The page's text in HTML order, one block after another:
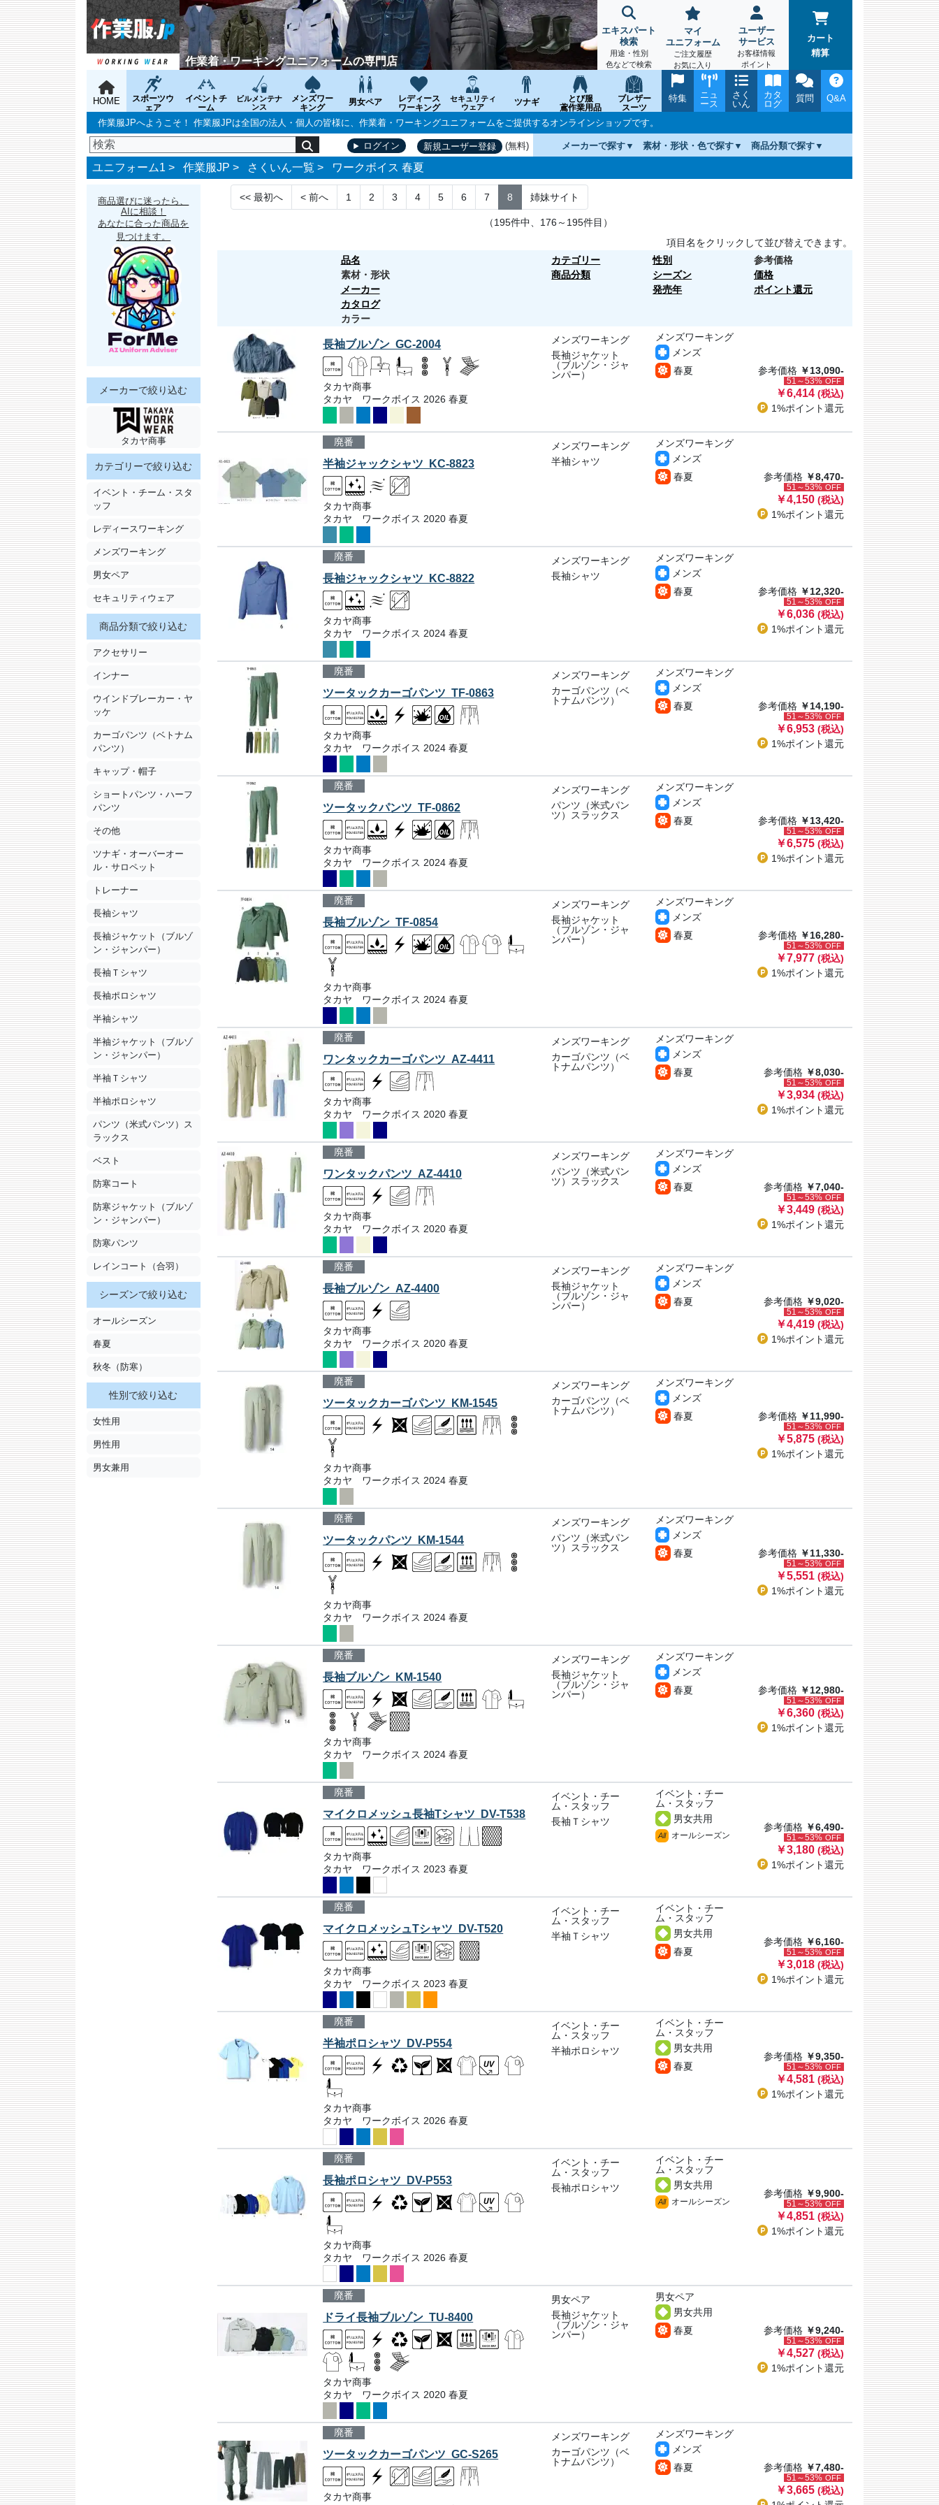
作業着・ワーキングユニフォームの専門店
エキスパート
検索
用途・性別
色などで検索
マイ
ユニフォーム
ご注文履歴
お気に入り
ユーザー
サービス
お客様情報
ポイント
カート
精算
HOME
スポーツウ
ェア
イベントチ
ーム
ビルメンテナ
ンス
メンズワー
キング
男女ペア
レディース
ワーキング
セキュリティ
ウェア
ツナギ
とび服
鳶作業用品
ブレザー
スーツ
Q&A
質問
カタ
ログ
さく
いん
ニュ
ース
特集
作業服JPへようこそ！ 作業服JPは全国の法人・個人の皆様に、作業着・ワーキングユニフォームをご提供するオンラインショップです。
ログイン 新規ユーザー登録 (無料) メーカーで探す 素材・形状・色で探す 商品分類で探す
ユニフォーム1 > 作業服JP > さくいん一覧 > ワークボイス 春夏
商品選びに迷ったら、
AIに相談！
あなたに合った商品を
見つけます。
メーカーで絞り込む
タカヤ商事
カテゴリーで絞り込む
イベント・チーム・スタ
ッフ
レディースワーキング
メンズワーキング
男女ペア
セキュリティウェア
商品分類で絞り込む
アクセサリー
インナー
ウインドブレーカー・ヤ
ッケ
カーゴパンツ（ベトナム
パンツ）
キャップ・帽子
ショートパンツ・ハーフ
パンツ
その他
ツナギ・オーバーオー
ル・サロペット
トレーナー
長袖シャツ
長袖ジャケット（ブルゾ
ン・ジャンパー）
長袖Ｔシャツ
長袖ポロシャツ
半袖シャツ
半袖ジャケット（ブルゾ
ン・ジャンパー）
半袖Ｔシャツ
半袖ポロシャツ
パンツ（米式パンツ）ス
ラックス
ベスト
防寒コート
防寒ジャケット（ブルゾ
ン・ジャンパー）
防寒パンツ
レインコート（合羽）
シーズンで絞り込む
オールシーズン
春夏
秋冬（防寒）
性別で絞り込む
女性用
男性用
男女兼用
<< 最初へ < 前へ 1 2 3 4 5 6 7 8 姉妹サイト
（195件中、176～195件目）
項目名をクリックして並び替えできます。
品名
素材・形状
メーカー
カタログ
カラー
カテゴリー
商品分類
性別
シーズン
発売年
参考価格
価格
ポイント還元
長袖ブルゾン GC-2004
タカヤ商事
タカヤ ワークボイス 2026 春夏
メンズワーキング
長袖ジャケット
（ブルゾン・ジャ
ンパー）
メンズワーキング
メンズ
春夏
参考価格 ￥13,090-
51～53% OFF
￥6,414 (税込)
1%ポイント還元
廃番
半袖ジャックシャツ KC-8823
タカヤ商事
タカヤ ワークボイス 2020 春夏
メンズワーキング
半袖シャツ
メンズワーキング
メンズ
春夏
参考価格 ￥8,470-
51～53% OFF
￥4,150 (税込)
1%ポイント還元
廃番
長袖ジャックシャツ KC-8822
タカヤ商事
タカヤ ワークボイス 2024 春夏
メンズワーキング
長袖シャツ
メンズワーキング
メンズ
春夏
参考価格 ￥12,320-
51～53% OFF
￥6,036 (税込)
1%ポイント還元
廃番
ツータックカーゴパンツ TF-0863
タカヤ商事
タカヤ ワークボイス 2024 春夏
メンズワーキング
カーゴパンツ（ベ
トナムパンツ）
メンズワーキング
メンズ
春夏
参考価格 ￥14,190-
51～53% OFF
￥6,953 (税込)
1%ポイント還元
廃番
ツータックパンツ TF-0862
タカヤ商事
タカヤ ワークボイス 2024 春夏
メンズワーキング
パンツ（米式パン
ツ）スラックス
メンズワーキング
メンズ
春夏
参考価格 ￥13,420-
51～53% OFF
￥6,575 (税込)
1%ポイント還元
廃番
長袖ブルゾン TF-0854
タカヤ商事
タカヤ ワークボイス 2024 春夏
メンズワーキング
長袖ジャケット
（ブルゾン・ジャ
ンパー）
メンズワーキング
メンズ
春夏
参考価格 ￥16,280-
51～53% OFF
￥7,977 (税込)
1%ポイント還元
廃番
ワンタックカーゴパンツ AZ-4411
タカヤ商事
タカヤ ワークボイス 2020 春夏
メンズワーキング
カーゴパンツ（ベ
トナムパンツ）
メンズワーキング
メンズ
春夏
参考価格 ￥8,030-
51～53% OFF
￥3,934 (税込)
1%ポイント還元
廃番
ワンタックパンツ AZ-4410
タカヤ商事
タカヤ ワークボイス 2020 春夏
メンズワーキング
パンツ（米式パン
ツ）スラックス
メンズワーキング
メンズ
春夏
参考価格 ￥7,040-
51～53% OFF
￥3,449 (税込)
1%ポイント還元
廃番
長袖ブルゾン AZ-4400
タカヤ商事
タカヤ ワークボイス 2020 春夏
メンズワーキング
長袖ジャケット
（ブルゾン・ジャ
ンパー）
メンズワーキング
メンズ
春夏
参考価格 ￥9,020-
51～53% OFF
￥4,419 (税込)
1%ポイント還元
廃番
ツータックカーゴパンツ KM-1545
タカヤ商事
タカヤ ワークボイス 2024 春夏
メンズワーキング
カーゴパンツ（ベ
トナムパンツ）
メンズワーキング
メンズ
春夏
参考価格 ￥11,990-
51～53% OFF
￥5,875 (税込)
1%ポイント還元
廃番
ツータックパンツ KM-1544
タカヤ商事
タカヤ ワークボイス 2024 春夏
メンズワーキング
パンツ（米式パン
ツ）スラックス
メンズワーキング
メンズ
春夏
参考価格 ￥11,330-
51～53% OFF
￥5,551 (税込)
1%ポイント還元
廃番
長袖ブルゾン KM-1540
タカヤ商事
タカヤ ワークボイス 2024 春夏
メンズワーキング
長袖ジャケット
（ブルゾン・ジャ
ンパー）
メンズワーキング
メンズ
春夏
参考価格 ￥12,980-
51～53% OFF
￥6,360 (税込)
1%ポイント還元
廃番
マイクロメッシュ長袖Tシャツ DV-T538
タカヤ商事
タカヤ ワークボイス 2023 春夏
イベント・チー
ム・スタッフ
長袖Ｔシャツ
イベント・チー
ム・スタッフ
男女共用
All オールシーズン
参考価格 ￥6,490-
51～53% OFF
￥3,180 (税込)
1%ポイント還元
廃番
マイクロメッシュTシャツ DV-T520
タカヤ商事
タカヤ ワークボイス 2023 春夏
イベント・チー
ム・スタッフ
半袖Ｔシャツ
イベント・チー
ム・スタッフ
男女共用
春夏
参考価格 ￥6,160-
51～53% OFF
￥3,018 (税込)
1%ポイント還元
廃番
半袖ポロシャツ DV-P554
タカヤ商事
タカヤ ワークボイス 2026 春夏
イベント・チー
ム・スタッフ
半袖ポロシャツ
イベント・チー
ム・スタッフ
男女共用
春夏
参考価格 ￥9,350-
51～53% OFF
￥4,581 (税込)
1%ポイント還元
廃番
長袖ポロシャツ DV-P553
タカヤ商事
タカヤ ワークボイス 2026 春夏
イベント・チー
ム・スタッフ
長袖ポロシャツ
イベント・チー
ム・スタッフ
男女共用
All オールシーズン
参考価格 ￥9,900-
51～53% OFF
￥4,851 (税込)
1%ポイント還元
廃番
ドライ長袖ブルゾン TU-8400
タカヤ商事
タカヤ ワークボイス 2020 春夏
男女ペア
長袖ジャケット
（ブルゾン・ジャ
ンパー）
男女ペア
男女共用
春夏
参考価格 ￥9,240-
51～53% OFF
￥4,527 (税込)
1%ポイント還元
廃番
ツータックカーゴパンツ GC-S265
タカヤ商事
メンズワーキング
カーゴパンツ（ベ
トナムパンツ）
メンズワーキング
メンズ
春夏
参考価格 ￥7,480-
51～53% OFF
￥3,665 (税込)